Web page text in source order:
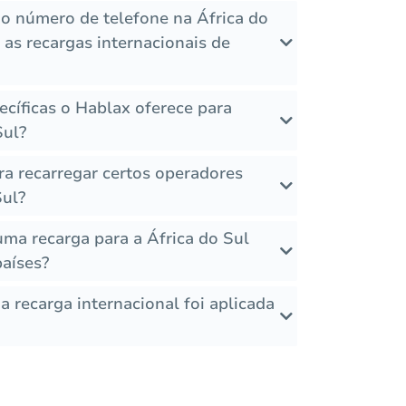
número de telefone na África do
recargas internacionais de
o Hablax oferece para
recarregar certos operadores
recarga para a África do Sul
recarga internacional foi aplicada